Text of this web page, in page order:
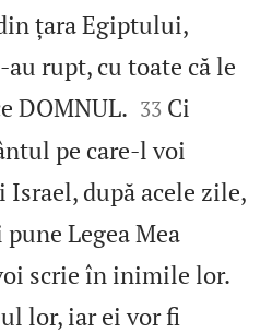
țara Egiptului,
rupt, cu toate că le
DOMNUL. 

33 Ci
pe care‑l voi
Israel, după acele zile,
Legea Mea
scrie în inimile lor.
lor, iar ei vor fi